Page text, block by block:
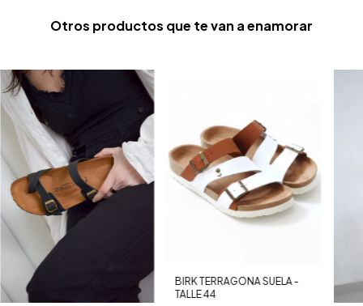
Otros productos que te van a enamorar
BIRK TERRAGONA SUELA -
TALLE 44